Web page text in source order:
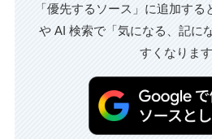
「優先するソース」に追加す
や AI 検索で「気になる、記に
すくなります